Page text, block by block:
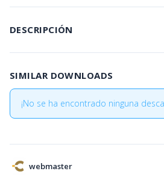
DESCRIPCIÓN
SIMILAR DOWNLOADS
¡No se ha encontrado ninguna
webmaster